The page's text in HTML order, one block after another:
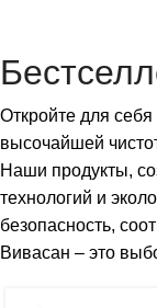
Откройте для
высочайшей
Наши продукты,
технологий и
безопасность,
Вивасан – это